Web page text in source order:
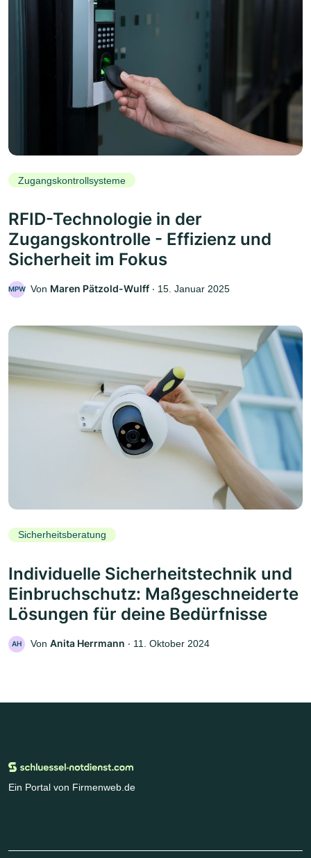
Zugangskontrollsysteme
RFID-Technologie in der
Zugangskontrolle - Effizienz und
Sicherheit im Fokus
MPW Von Maren Pätzold-Wulff ‧ 15. Januar 2025
Sicherheitsberatung
Individuelle Sicherheitstechnik und
Einbruchschutz: Maßgeschneiderte
Lösungen für deine Bedürfnisse
AH Von Anita Herrmann ‧ 11. Oktober 2024
Ein Portal von Firmenweb.de